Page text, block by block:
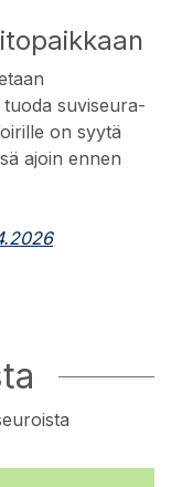
suviseura-
on syytä
ajoin ennen